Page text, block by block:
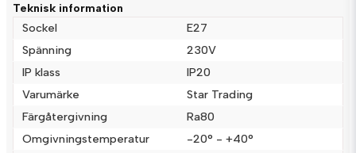
Ja, ni får publicera min fråga
Teknisk information
Sockel
E27
Spänning
230V
IP klass
IP20
Varumärke
Star Trading
Färgåtergivning
Ra80
Omgivningstemperatur
-20° - +40°